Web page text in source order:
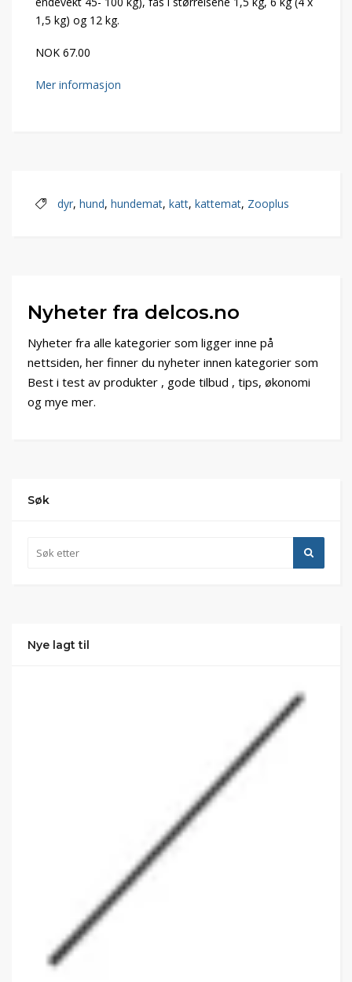
1,5 kg) og 12 kg.
NOK 67.00
Mer informasjon
dyr, hund, hundemat, katt, kattemat, Zooplus
Nyheter fra delcos.no
Nyheter fra alle kategorier som ligger inne på
nettsiden, her finner du nyheter innen kategorier som
Best i test av produkter , gode tilbud , tips, økonomi
og mye mer.
Søk
Nye lagt til